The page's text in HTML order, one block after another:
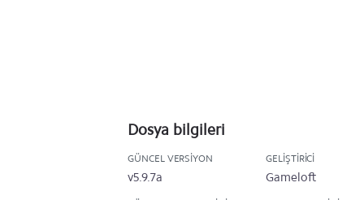
Dosya bilgileri
GÜNCEL VERSIYON
v5.9.7a
GELIŞTIRICI
Gameloft